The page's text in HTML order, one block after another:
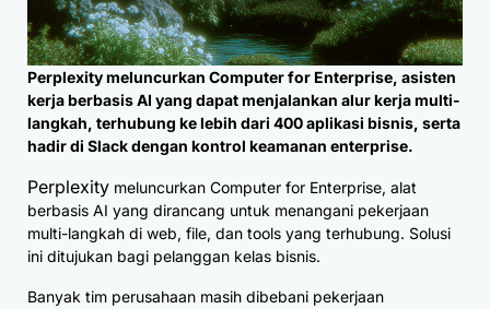
Perplexity meluncurkan Computer for Enterprise, asisten
kerja berbasis AI yang dapat menjalankan alur kerja multi-
langkah, terhubung ke lebih dari 400 aplikasi bisnis, serta
hadir di Slack dengan kontrol keamanan enterprise.
Perplexity meluncurkan Computer for Enterprise, alat
berbasis AI yang dirancang untuk menangani pekerjaan
multi-langkah di web, file, dan tools yang terhubung. Solusi
ini ditujukan bagi pelanggan kelas bisnis.
Banyak tim perusahaan masih dibebani pekerjaan